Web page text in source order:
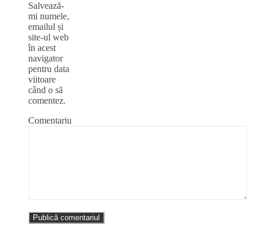
Salvează-
mi numele,
emailul și
site-ul web
în acest
navigator
pentru data
viitoare
când o să
comentez.
Comentariu